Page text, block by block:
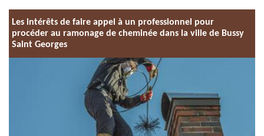
Les intérêts de faire appel à un professionnel pour
procéder au ramonage de cheminée dans la ville de Bussy
Saint Georges